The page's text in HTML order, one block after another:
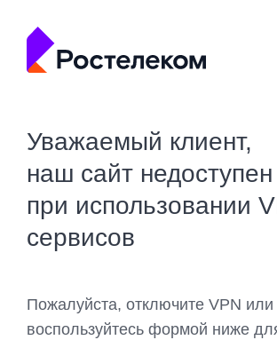
Уважаемый клиент,
наш сайт недоступен
при использовании
сервисов
Пожалуйста, отключите VPN или
воспользуйтесь формой ниже